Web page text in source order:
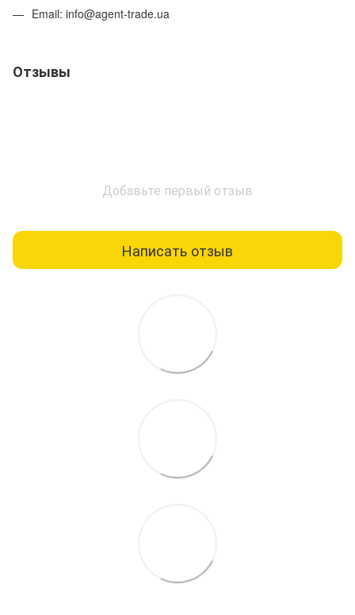
Email: info@agent-trade.ua
Отзывы
Добавьте первый отзыв
Написать отзыв